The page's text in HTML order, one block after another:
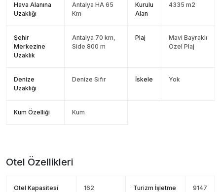
Hava Alanına
Uzaklığı
Antalya HA 65
Km
Kurulu
Alan
4335 m2
Şehir
Merkezine
Uzaklık
Antalya 70 km,
Side 800 m
Plaj
Mavi Bayraklı
Özel Plaj
Denize
Uzaklığı
Denize Sıfır İskele Yok
Kum Özelliği Kum
Otel Özellikleri
Otel Kapasitesi 162
Turizm İşletme
9147